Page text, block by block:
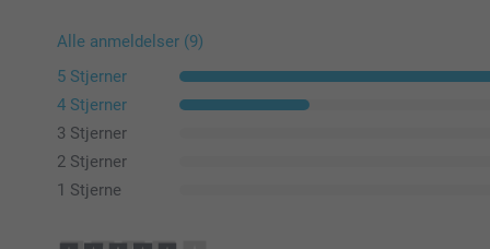
Alle anmeldelser (9)
5 Stjerner
4 Stjerner
3 Stjerner
2 Stjerner
1 Stjerne